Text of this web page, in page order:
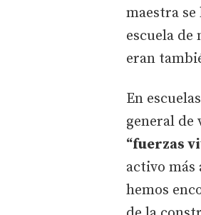
maestra
escuela de
eran
En
general de
“fuerzas
activo más
hemos